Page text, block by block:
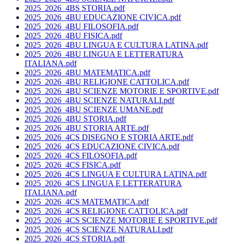
2025_2026_4BS STORIA.pdf
2025_2026_4BU EDUCAZIONE CIVICA.pdf
2025_2026_4BU FILOSOFIA.pdf
2025_2026_4BU FISICA.pdf
2025_2026_4BU LINGUA E CULTURA LATINA.pdf
2025_2026_4BU LINGUA E LETTERATURA
ITALIANA.pdf
2025_2026_4BU MATEMATICA.pdf
2025_2026_4BU RELIGIONE CATTOLICA.pdf
2025_2026_4BU SCIENZE MOTORIE E SPORTIVE.pdf
2025_2026_4BU SCIENZE NATURALI.pdf
2025_2026_4BU SCIENZE UMANE.pdf
2025_2026_4BU STORIA.pdf
2025_2026_4BU STORIA ARTE.pdf
2025_2026_4CS DISEGNO E STORIA ARTE.pdf
2025_2026_4CS EDUCAZIONE CIVICA.pdf
2025_2026_4CS FILOSOFIA.pdf
2025_2026_4CS FISICA.pdf
2025_2026_4CS LINGUA E CULTURA LATINA.pdf
2025_2026_4CS LINGUA E LETTERATURA
ITALIANA.pdf
2025_2026_4CS MATEMATICA.pdf
2025_2026_4CS RELIGIONE CATTOLICA.pdf
2025_2026_4CS SCIENZE MOTORIE E SPORTIVE.pdf
2025_2026_4CS SCIENZE NATURALI.pdf
2025_2026_4CS STORIA.pdf